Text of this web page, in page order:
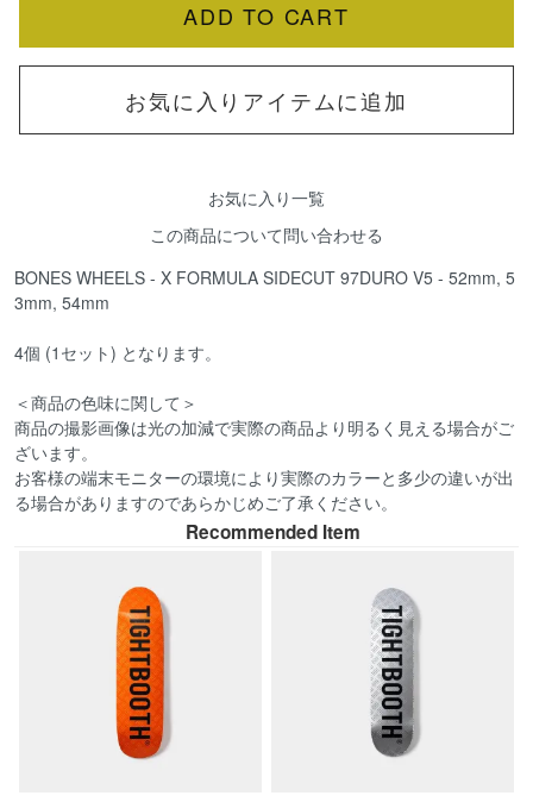
お気に入りアイテムに追加
お気に入り一覧
この商品について問い合わせる
BONES WHEELS - X FORMULA SIDECUT 97DURO V5 - 52mm, 5
3mm, 54mm
4個 (1セット) となります。
＜商品の色味に関して＞
商品の撮影画像は光の加減で実際の商品より明るく見える場合がご
ざいます。
お客様の端末モニターの環境により実際のカラーと多少の違いが出
る場合がありますのであらかじめご了承ください。
Recommended Item